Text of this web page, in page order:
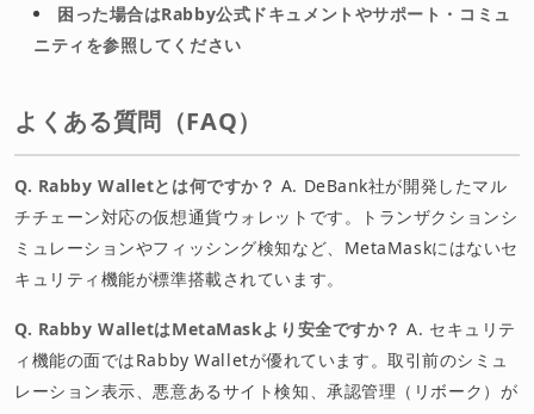
困った場合はRabby公式ドキュメントやサポート・コミュ
ニティを参照してください
よくある質問（FAQ）
Q. Rabby Walletとは何ですか？ A. DeBank社が開発したマル
チチェーン対応の仮想通貨ウォレットです。トランザクションシ
ミュレーションやフィッシング検知など、MetaMaskにはないセ
キュリティ機能が標準搭載されています。
Q. Rabby WalletはMetaMaskより安全ですか？ A. セキュリテ
ィ機能の面ではRabby Walletが優れています。取引前のシミュ
レーション表示、悪意あるサイト検知、承認管理（リボーク）が